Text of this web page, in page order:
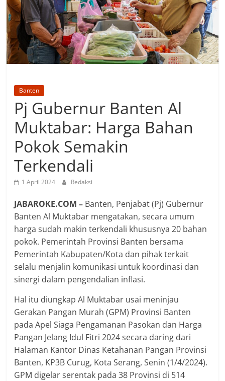
Banten
Pj Gubernur Banten Al
Muktabar: Harga Bahan
Pokok Semakin
Terkendali
1 April 2024 Redaksi
JABAROKE.COM – Banten, Penjabat (Pj) Gubernur
Banten Al Muktabar mengatakan, secara umum
harga sudah makin terkendali khususnya 20 bahan
pokok. Pemerintah Provinsi Banten bersama
Pemerintah Kabupaten/Kota dan pihak terkait
selalu menjalin komunikasi untuk koordinasi dan
sinergi dalam pengendalian inflasi.
Hal itu diungkap Al Muktabar usai meninjau
Gerakan Pangan Murah (GPM) Provinsi Banten
pada Apel Siaga Pengamanan Pasokan dan Harga
Pangan Jelang Idul Fitri 2024 secara daring dari
Halaman Kantor Dinas Ketahanan Pangan Provinsi
Banten, KP3B Curug, Kota Serang, Senin (1/4/2024).
GPM digelar serentak pada 38 Provinsi di 514